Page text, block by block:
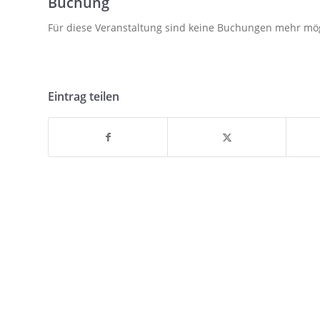
Für diese Veranstaltung sind keine Buchungen mehr
Eintrag teilen